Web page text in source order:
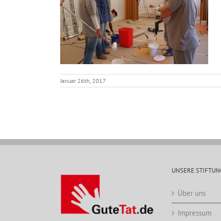
Januar 26th, 2017
UNSERE
Über uns
Impressum